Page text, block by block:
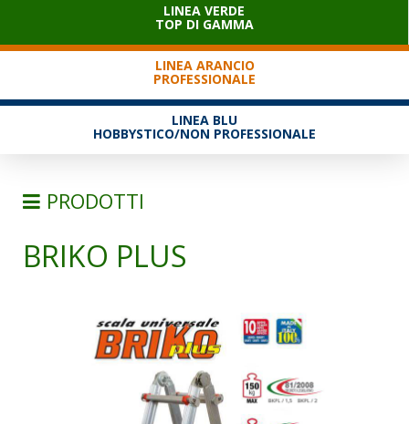
LINEA VERDE
TOP DI GAMMA
LINEA ARANCIO
PROFESSIONALE
LINEA BLU
HOBBYSTICO/NON PROFESSIONALE
PRODOTTI
SCALE
SFILABILI CON FUNE
TELESCOPICHE E MULTIPOSIZIONE
A CASTELLO E SPECIALI
BRIKO PLUS